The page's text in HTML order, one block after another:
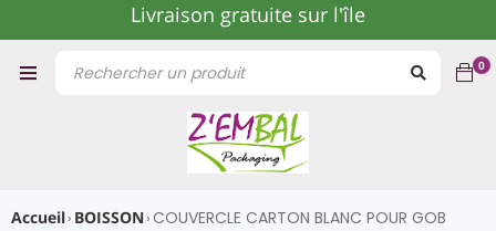
Livraison gratuite sur l'île
0
Accueil› BOISSON›COUVERCLE CARTON BLANC POUR GOB